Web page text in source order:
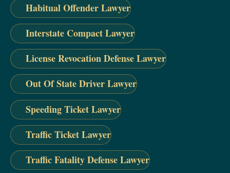
Habitual Offender Lawyer
Interstate Compact Lawyer
License Revocation Defense Lawyer
Out Of State Driver Lawyer
Speeding Ticket Lawyer
Traffic Ticket Lawyer
Traffic Fatality Defense Lawyer